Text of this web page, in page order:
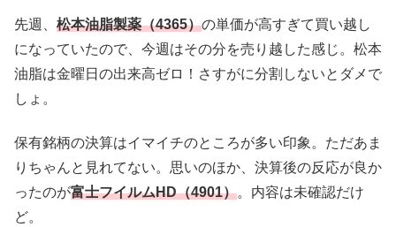
先週、 松本油脂製薬（4365）の単価が高すぎて買い越し
になっていたので、今週はその分を売り越した感じ。松本
油脂は金曜日の出来高ゼロ！さすがに分割しないとダメで
しょ。
保有銘柄の決算はイマイチのところが多い印象。ただあま
りちゃんと見れてない。思いのほか、決算後の反応が良か
ったのが富士フイルムHD（4901）。内容は未確認だけ
ど。